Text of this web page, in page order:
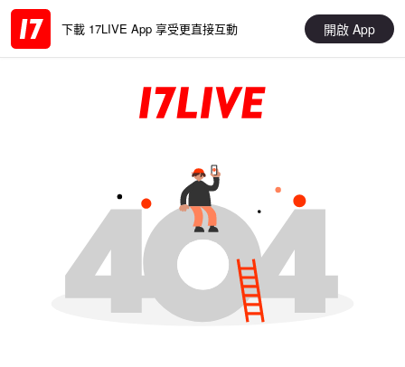
下載 17LIVE App 享受更直接互動 開啟 App